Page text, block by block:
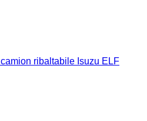
camion ribaltabile Isuzu ELF